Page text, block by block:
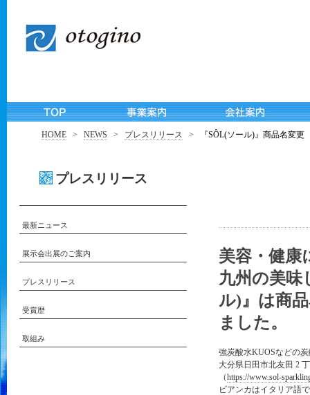
HOME > NEWS > プレスリリース > 『SÔL(ソール)』商品名変更
プレスリリース
美容・健康
九州の美味
ル)』は商
ました。
強炭酸水KUOSなどの
大分県日田市北友田 2
（https://www.sol-
ビアンカはイタリア語
最新ニュース
展示会出展のご案内
プレスリリース
受賞歴
取組み